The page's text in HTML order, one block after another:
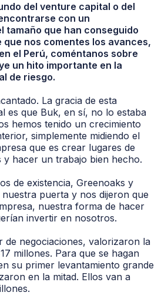
del venture capital o del
con un
tamaño que han conseguido
que nos comentes los avances,
el Perú, coméntanos sobre
un hito importante en la
de riesgo.
La gracia de esta
es que Buk, en sí, no lo estaba
hemos tenido un crecimiento
simplemente midiendo el
que es crear lugares de
y hacer un trabajo bien hecho.
de existencia, Greenoaks y
puerta y nos dijeron que
nuestra forma de hacer
invertir en nosotros.
de negociaciones, valorizaron la
millones. Para que se hagan
su primer levantamiento grande
en la mitad. Ellos van a